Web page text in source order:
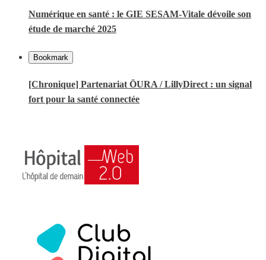
Numérique en santé : le GIE SESAM-Vitale dévoile son
étude de marché 2025
Bookmark
[Chronique] Partenariat ŌURA / LillyDirect : un signal
fort pour la santé connectée